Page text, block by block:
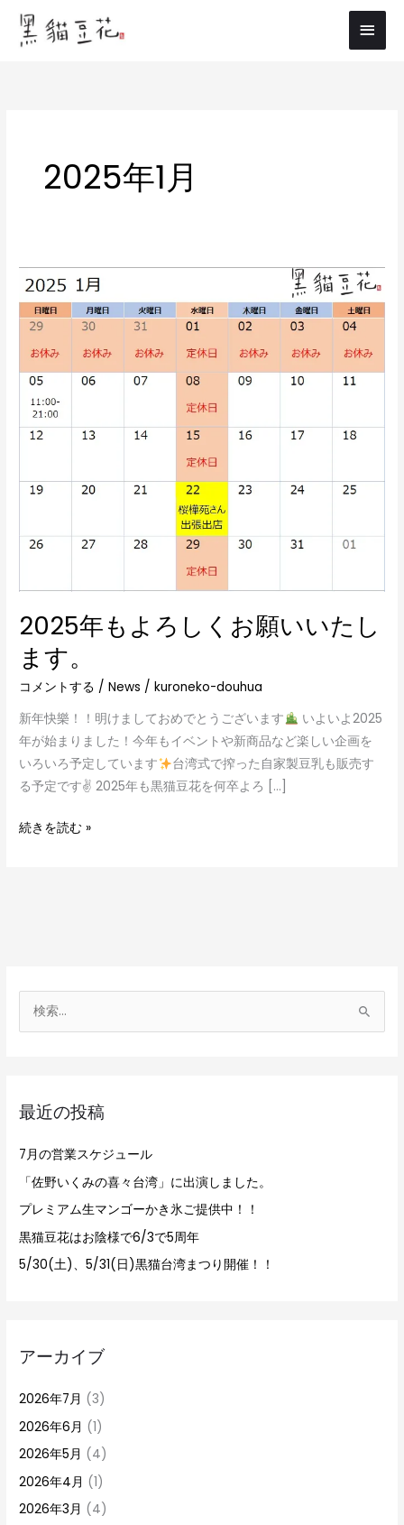
メ
イ
2025年1月
2025年もよろしくお願いいたし
ます。
コメントする /News /kuroneko-douhua
新年快樂！！明けましておめでとうございます
いよいよ2025
年が始まりました！今年もイベントや新商品など楽しい企画を
いろいろ予定しています
台湾式で搾った自家製豆乳も販売す
る予定です✌ 2025年も黒猫豆花を何卒よろ […]
2025
年
も
ろ
し
お
い
し
す。
続きを読む »
索
:最近の投稿
7月の営業スケジュール
「佐野いくみの喜々台湾」に出演しました。
プレミアム生マンゴーかき氷ご提供中！！
黒猫豆花はお陰様で6/3で5周年
5/30(土)、5/31(日)黒猫台湾まつり開催！！
アーカイブ
2026年7月 (3)
2026年6月 (1)
2026年5月 (4)
2026年4月 (1)
2026年3月 (4)